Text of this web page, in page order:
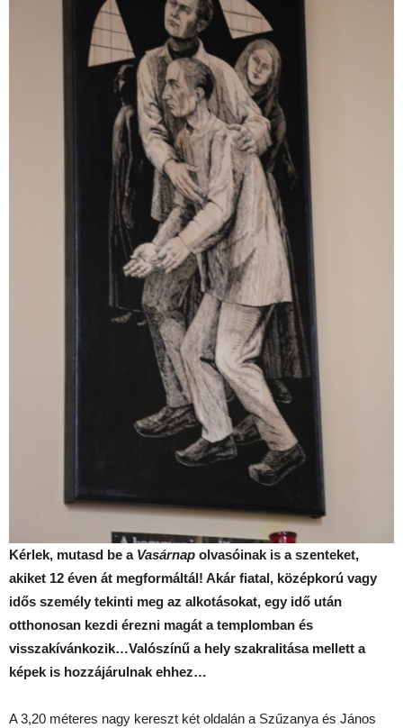
Kérlek, mutasd be a Vasárnap olvasóinak is a szenteket,
akiket 12 éven át megformáltál! Akár fiatal, középkorú vagy
idős személy tekinti meg az alkotásokat, egy idő után
otthonosan kezdi érezni magát a templomban és
visszakívánkozik…Valószínű a hely szakralitása mellett a
képek is hozzájárulnak ehhez…
A 3,20 méteres nagy kereszt két oldalán a Szűzanya és János